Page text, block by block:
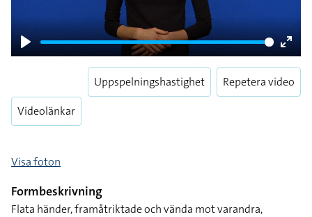
Play
Enter
Videolänkar
Uppspelningshastighet Repetera video
Visa foton
Formbeskrivning
Flata händer, framåtriktade och vända mot varandra,